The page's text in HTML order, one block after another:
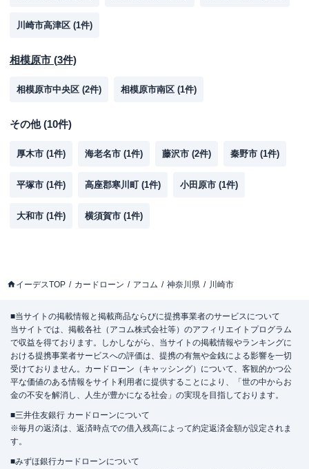
川崎市高津区 (1件)
相模原市 (3件)
相模原市中央区 (2件) 相模原市南区 (1件)
その他(10件)
厚木市 (1件) 海老名市 (1件) 藤沢市 (2件) 秦野市 (1件)
平塚市 (1件) 高座郡寒川町 (1件) 小田原市 (1件)
大和市 (1件) 横須賀市 (1件)
イーデスTOP カードローン アコム 神奈川県 川崎市
■当サイトの掲載情報と掲載商品ならびに提携事業者のサービスについて
当サイトでは、掲載各社（アコム株式会社等）のアフィリエイトプログラム
で収益を得ております。しかしながら、当サイトの掲載情報やランキングに
おける提携事業者サービスへの評価は、提携の有無や金銭による影響を一切
受けておりません。カードローン（キャッシング）について、客観的かつ公
平な価値のある情報をサイト利用者に提供することにより、「世の中からお
金の不安を解消し、人生が豊かになる社会」の実現を目指しております。
■三井住友銀行 カードローンについて
※毎月の返済は、返済時点での借入残高によって約定返済金額が設定されま
す。
■みずほ銀行カードローンについて